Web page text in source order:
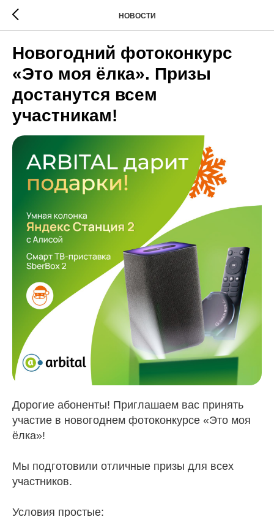
НОВОСТИ
Новогодний фотоконкурс
«Это моя ёлка». Призы
достанутся всем
участникам!
Дорогие абоненты! Приглашаем вас принять
участие в новогоднем фотоконкурсе «Это моя
ёлка»!
Мы подготовили отличные призы для всех
участников.
Условия простые: